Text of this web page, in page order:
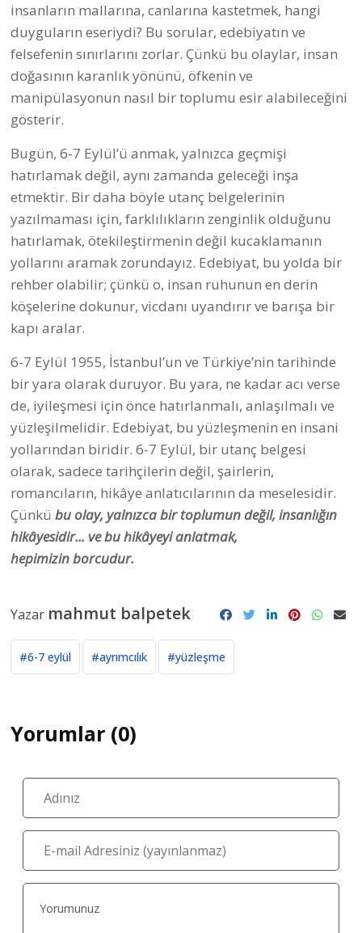
insanların mallarına, canlarına kastetmek, hangi
duyguların eseriydi? Bu sorular, edebiyatın ve
felsefenin sınırlarını zorlar. Çünkü bu olaylar, insan
doğasının karanlık yönünü, öfkenin ve
manipülasyonun nasıl bir toplumu esir alabileceğini
gösterir.
Bugün, 6-7 Eylül’ü anmak, yalnızca geçmişi
hatırlamak değil, aynı zamanda geleceği inşa
etmektir. Bir daha böyle utanç belgelerinin
yazılmaması için, farklılıkların zenginlik olduğunu
hatırlamak, ötekileştirmenin değil kucaklamanın
yollarını aramak zorundayız. Edebiyat, bu yolda bir
rehber olabilir; çünkü o, insan ruhunun en derin
köşelerine dokunur, vicdanı uyandırır ve barışa bir
kapı aralar.
6-7 Eylül 1955, İstanbul’un ve Türkiye’nin tarihinde
bir yara olarak duruyor. Bu yara, ne kadar acı verse
de, iyileşmesi için önce hatırlanmalı, anlaşılmalı ve
yüzleşilmelidir. Edebiyat, bu yüzleşmenin en insani
yollarından biridir. 6-7 Eylül, bir utanç belgesi
olarak, sadece tarihçilerin değil, şairlerin,
romancıların, hikâye anlatıcılarının da meselesidir.
Çünkü bu olay, yalnızca bir toplumun değil, insanlığın
hikâyesidir... ve bu hikâyeyi anlatmak,
hepimizin borcudur.
Yazar mahmut balpetek
#6-7 eylül #ayrımcılık #yüzleşme
Yorumlar (0)